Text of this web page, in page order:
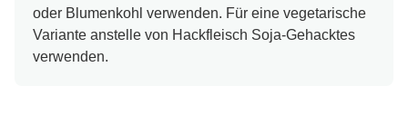
oder Blumenkohl verwenden. Für eine vegetarische
Variante anstelle von Hackfleisch Soja-Gehacktes
verwenden.